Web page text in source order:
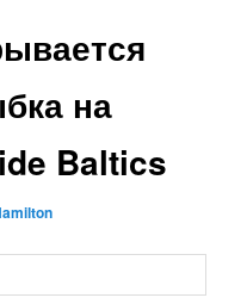
на
Baltics